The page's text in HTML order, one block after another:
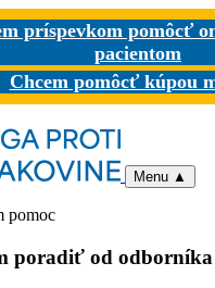
príspevkom pomôcť
pacientom
Chcem pomôcť kúpou
Menu ▲
pomoc
poradiť od odborníka